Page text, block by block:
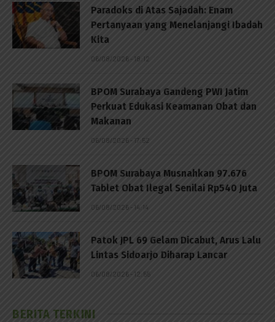
Paradoks di Atas Sajadah: Enam
Pertanyaan yang Menelanjangi Ibadah
Kita
06/08/2026 - 18:12
BPOM Surabaya Gandeng PWI Jatim
Perkuat Edukasi Keamanan Obat dan
Makanan
06/08/2026 - 17:52
BPOM Surabaya Musnahkan 97.676
Tablet Obat Ilegal Senilai Rp540 Juta
06/08/2026 - 14:14
Patok JPL 69 Gelam Dicabut, Arus Lalu
Lintas Sidoarjo Diharap Lancar
06/08/2026 - 12:55
BERITA TERKINI